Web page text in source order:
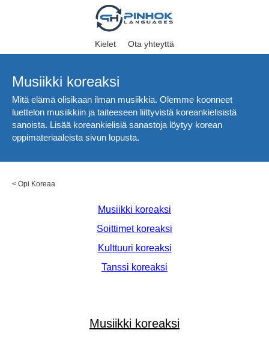
Kielet Ota yhteyttä
Musiikki koreaksi
Mitä elämä olisikaan ilman musiikkia. Olemme koonneet
luettelon musiikkiin ja taiteeseen liittyvistä koreankielisistä
sanoista. Lisää koreankielisiä sanastoja löytyy korean
oppimateriaaleista sivun lopusta.
< Opi Koreaa
Musiikki koreaksi
Soittimet koreaksi
Kulttuuri koreaksi
Tanssi koreaksi
Musiikki koreaksi